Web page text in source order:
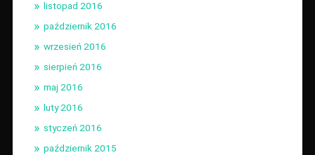
listopad 2016
październik 2016
wrzesień 2016
sierpień 2016
maj 2016
luty 2016
styczeń 2016
październik 2015